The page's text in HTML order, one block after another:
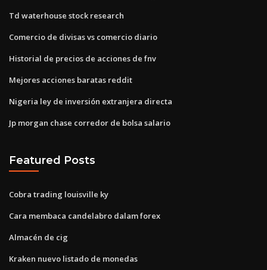
Td waterhouse stock research
Comercio de divisas vs comercio diario
Historial de precios de acciones de fnv
Mejores acciones baratas reddit
Nigeria ley de inversión extranjera directa
Jp morgan chase corredor de bolsa salario
Featured Posts
Cobra trading louisville ky
Cara membaca candelabro dalam forex
Almacén de cig
Kraken nuevo listado de monedas